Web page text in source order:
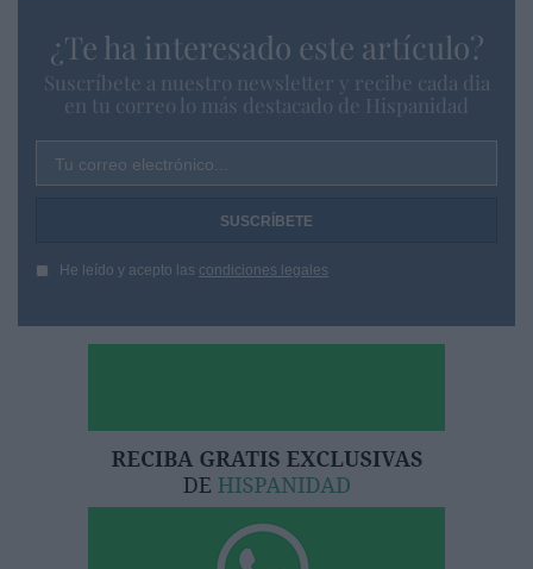
¿Te ha interesado este artículo?
Suscríbete a nuestro newsletter y recibe cada dia
en tu correo lo más destacado de Hispanidad
Tu correo electrónico...
He leído y acepto las condiciones legales